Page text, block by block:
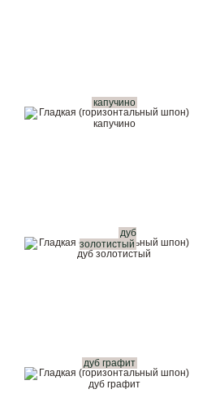
капучино
дуб
золотистый
дуб графит